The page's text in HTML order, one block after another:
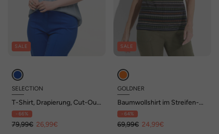
SALE
SELECTION
T-Shirt, Drapierung, Cut-Out,
V-Ausschnitt, Halbarm
- 66%
79,99€ 26,99€
SALE
GOLDNER
Baumwollshirt im Streifen-
Look
- 64%
69,99€ 24,99€